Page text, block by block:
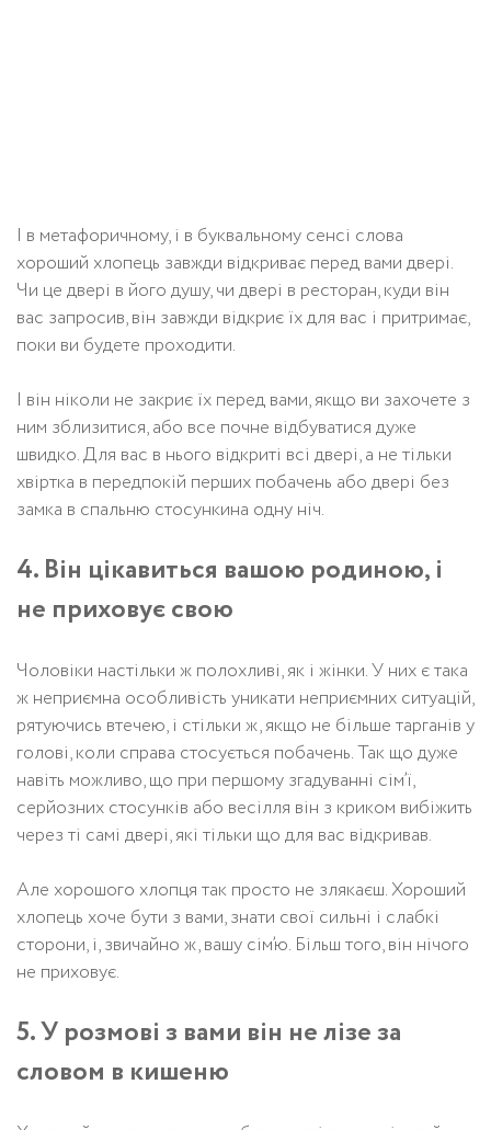
І в метафоричному, і в буквальному сенсі слова
хороший хлопець завжди відкриває перед вами двері.
Чи це двері в його душу, чи двері в ресторан, куди він
вас запросив, він завжди відкриє їх для вас і притримає,
поки ви будете проходити.
І він ніколи не закриє їх перед вами, якщо ви захочете з
ним зблизитися, або все почне відбуватися дуже
швидко. Для вас в нього відкриті всі двері, а не тільки
хвіртка в передпокій перших побачень або двері без
замка в спальню стосункина одну ніч.
4. Він цікавиться вашою родиною, і
не приховує свою
Чоловіки настільки ж полохливі, як і жінки. У них є така
ж неприємна особливість уникати неприємних ситуацій,
рятуючись втечею, і стільки ж, якщо не більше тарганів у
голові, коли справа стосується побачень. Так що дуже
навіть можливо, що при першому згадуванні сім’ї,
серйозних стосунків або весілля він з криком вибіжить
через ті самі двері, які тільки що для вас відкривав.
Але хорошого хлопця так просто не злякаєш. Хороший
хлопець хоче бути з вами, знати свої сильні і слабкі
сторони, і, звичайно ж, вашу сім’ю. Більш того, він нічого
не приховує.
5. У розмові з вами він не лізе за
словом в кишеню